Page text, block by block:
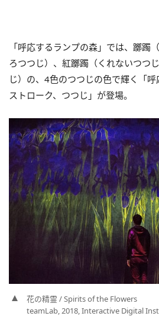
「呼応するランプの森」では、躑躅
ろつつじ）、紅躑躅（くれないつつ
じ）の、4色のつつじの色で輝く「
ストローク、つつじ」が登場。
花の精霊 / Spirits of the Flowers
teamLab, 2018, Interactive Digital